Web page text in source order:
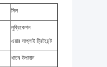
সিল
লুব্রিকেশন
এয়ার সাপ্লাই ট্রিটমেন্ট
ধাতব উপাদান